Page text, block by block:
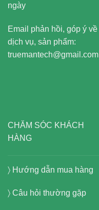
ngày
Email phản hồi, góp ý về
dịch vụ, sản phẩm:
truemantech@gmail.com
CHĂM SÓC KHÁCH
HÀNG
〉 Hướng dẫn mua hàng
〉 Câu hỏi thường gặp